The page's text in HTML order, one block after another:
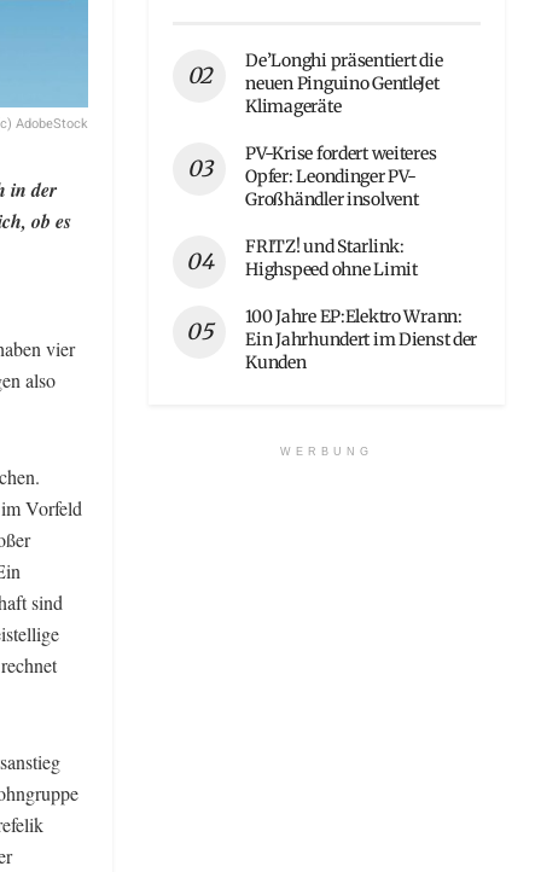
AdobeStock
in der
ob es
vier
also
im Vorfeld
sind
De’Longhi präsentiert die
neuen Pinguino GentleJet
Klimageräte
PV-Krise fordert weiteres
Opfer: Leondinger PV-
Großhändler insolvent
FRITZ! und Starlink:
Highspeed ohne Limit
100 Jahre EP:Elektro Wrann:
Ein Jahrhundert im Dienst der
Kunden
WERBUNG